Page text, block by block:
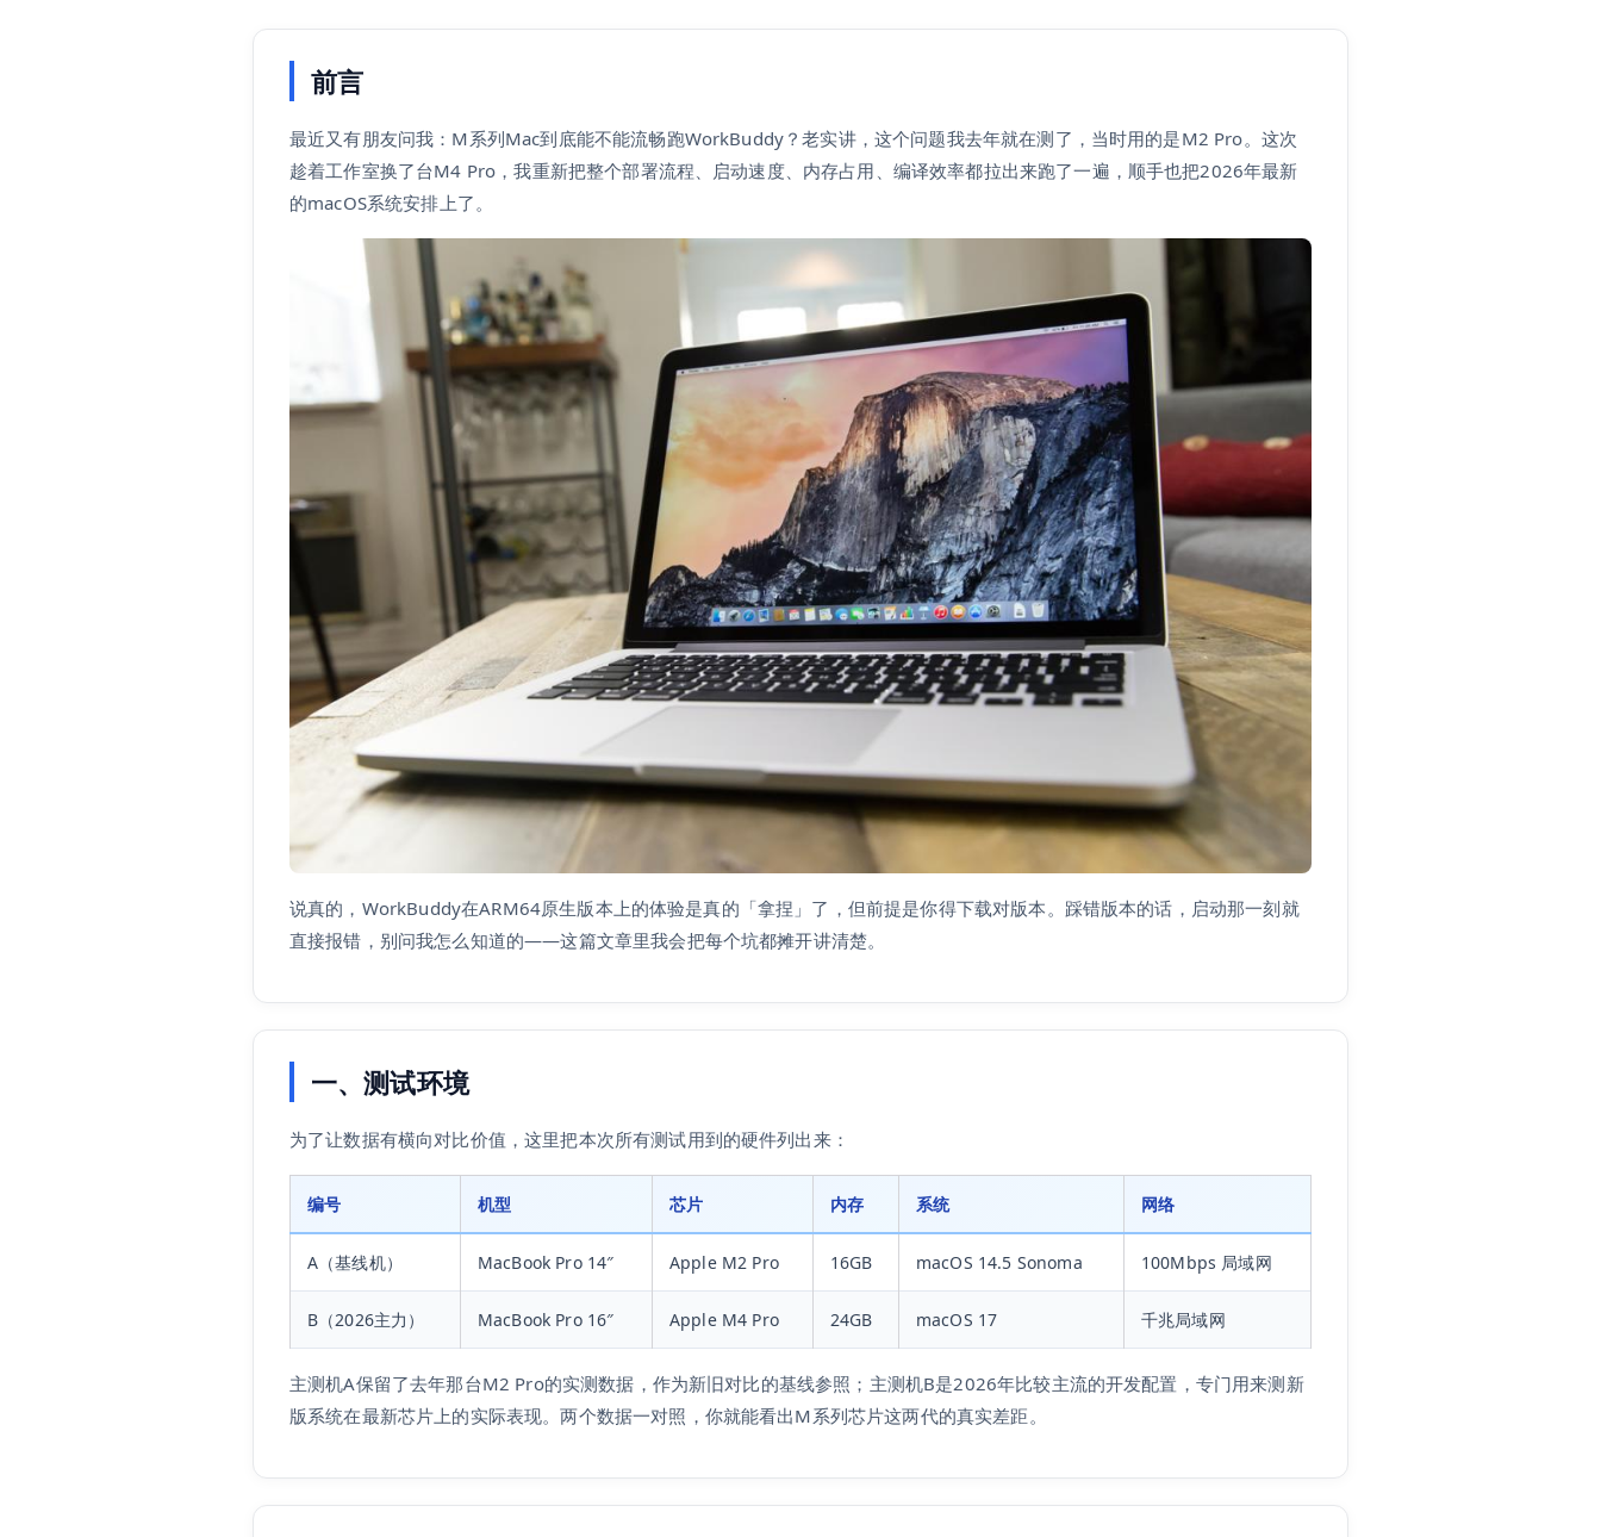
前言
最近又有朋友问我：M系列Mac到底能不能流畅跑WorkBuddy？老实讲，这个问题我去年就在测了，当时用的是M2 Pro。这次
趁着工作室换了台M4 Pro，我重新把整个部署流程、启动速度、内存占用、编译效率都拉出来跑了一遍，顺手也把2026年最新
的macOS系统安排上了。
说真的，WorkBuddy在ARM64原生版本上的体验是真的「拿捏」了，但前提是你得下载对版本。踩错版本的话，启动那一刻就
直接报错，别问我怎么知道的——这篇文章里我会把每个坑都摊开讲清楚。
一、测试环境
为了让数据有横向对比价值，这里把本次所有测试用到的硬件列出来：
编号 机型 芯片 内存 系统 网络
A（基线机） MacBook Pro 14″ Apple M2 Pro 16GB macOS 14.5 Sonoma 100Mbps 局域网
B（2026主力） MacBook Pro 16″ Apple M4 Pro 24GB macOS 17 千兆局域网
主测机A保留了去年那台M2 Pro的实测数据，作为新旧对比的基线参照；主测机B是2026年比较主流的开发配置，专门用来测新
版系统在最新芯片上的实际表现。两个数据一对照，你就能看出M系列芯片这两代的真实差距。